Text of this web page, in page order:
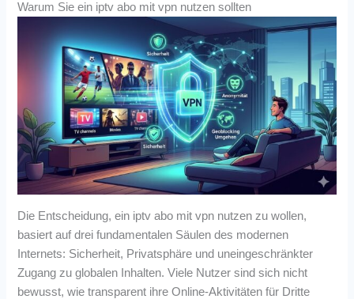
Warum Sie ein iptv abo mit vpn nutzen sollten
Die Entscheidung, ein iptv abo mit vpn nutzen zu wollen,
basiert auf drei fundamentalen Säulen des modernen
Internets: Sicherheit, Privatsphäre und uneingeschränkter
Zugang zu globalen Inhalten. Viele Nutzer sind sich nicht
bewusst, wie transparent ihre Online-Aktivitäten für Dritte